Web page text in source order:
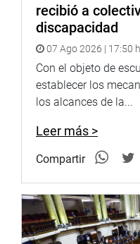
La ceremonia contó con
Reinhard Agustín
además de ofrecer “una
contundente sobre los
calles, “nos habla de la
En otro momento, el
felicitó a Juan
recibió a
discapacidad
07 Ago 2026 | 17:50 h
Con el objeto de
establecer los
los alcances de la...
Leer más >
Compartir